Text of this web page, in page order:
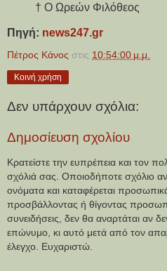
† Ο Ωρεών Φιλόθεος
Πηγή: news247.gr
Πέτρος Κάνος στις 10:54:00 μ.μ.
Κοινή χρήση
Δεν υπάρχουν σχόλια:
Δημοσίευση σχολίου
Κρατείστε την ευπρέπεια και τον
σχόλιά σας. Οποιοδήποτε σχόλιο
ονόματα και καταφέρεται
προσβάλλοντας ή θίγοντας
συνειδήσεις, δεν θα αναρτάται αν
επώνυμο, κι αυτό μετά από τον
έλεγχο. Ευχαριστώ.